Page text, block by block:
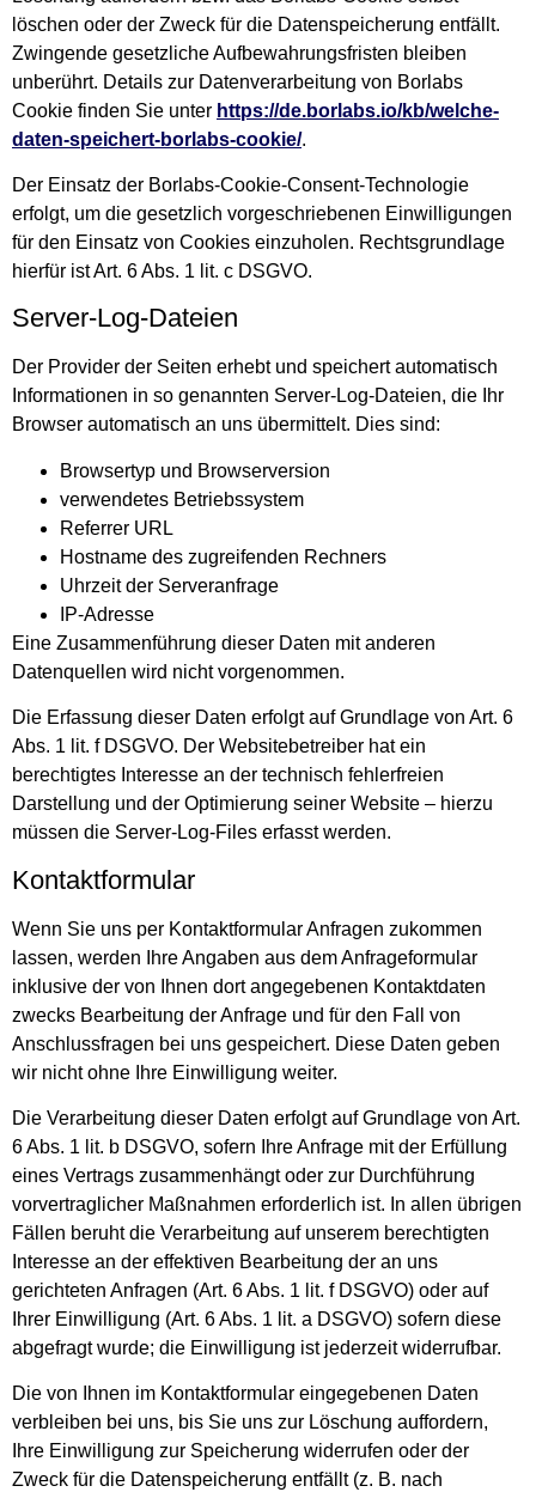
löschen oder der Zweck für die Datenspeicherung entfällt.
Zwingende gesetzliche Aufbewahrungsfristen bleiben
unberührt. Details zur Datenverarbeitung von Borlabs
Cookie finden Sie unter https://de.borlabs.io/kb/welche-
daten-speichert-borlabs-cookie/.
Der Einsatz der Borlabs-Cookie-Consent-Technologie
erfolgt, um die gesetzlich vorgeschriebenen Einwilligungen
für den Einsatz von Cookies einzuholen. Rechtsgrundlage
hierfür ist Art. 6 Abs. 1 lit. c DSGVO.
Server-Log-Dateien
Der Provider der Seiten erhebt und speichert automatisch
Informationen in so genannten Server-Log-Dateien, die Ihr
Browser automatisch an uns übermittelt. Dies sind:
Browsertyp und Browserversion
verwendetes Betriebssystem
Referrer URL
Hostname des zugreifenden Rechners
Uhrzeit der Serveranfrage
IP-Adresse
Eine Zusammenführung dieser Daten mit anderen
Datenquellen wird nicht vorgenommen.
Die Erfassung dieser Daten erfolgt auf Grundlage von Art. 6
Abs. 1 lit. f DSGVO. Der Websitebetreiber hat ein
berechtigtes Interesse an der technisch fehlerfreien
Darstellung und der Optimierung seiner Website – hierzu
müssen die Server-Log-Files erfasst werden.
Kontaktformular
Wenn Sie uns per Kontaktformular Anfragen zukommen
lassen, werden Ihre Angaben aus dem Anfrageformular
inklusive der von Ihnen dort angegebenen Kontaktdaten
zwecks Bearbeitung der Anfrage und für den Fall von
Anschlussfragen bei uns gespeichert. Diese Daten geben
wir nicht ohne Ihre Einwilligung weiter.
Die Verarbeitung dieser Daten erfolgt auf Grundlage von Art.
6 Abs. 1 lit. b DSGVO, sofern Ihre Anfrage mit der Erfüllung
eines Vertrags zusammenhängt oder zur Durchführung
vorvertraglicher Maßnahmen erforderlich ist. In allen übrigen
Fällen beruht die Verarbeitung auf unserem berechtigten
Interesse an der effektiven Bearbeitung der an uns
gerichteten Anfragen (Art. 6 Abs. 1 lit. f DSGVO) oder auf
Ihrer Einwilligung (Art. 6 Abs. 1 lit. a DSGVO) sofern diese
abgefragt wurde; die Einwilligung ist jederzeit widerrufbar.
Die von Ihnen im Kontaktformular eingegebenen Daten
verbleiben bei uns, bis Sie uns zur Löschung auffordern,
Ihre Einwilligung zur Speicherung widerrufen oder der
Zweck für die Datenspeicherung entfällt (z. B. nach